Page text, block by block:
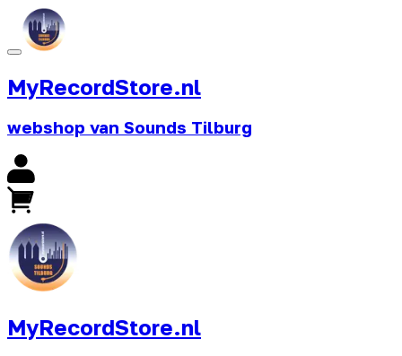
MyRecordStore.nl
webshop van Sounds Tilburg
MyRecordStore.nl